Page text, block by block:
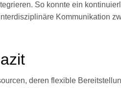
So konnte ein
Kommunikation
deren flexible